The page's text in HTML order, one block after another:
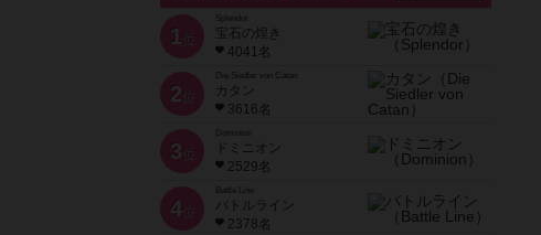
1 位
宝石の煌き
4041名
2 位
Die Siedler von Catan
カタン
3616名
3 位
ドミニオン
2529名
4位
Battle Line
バトルライン
2378名